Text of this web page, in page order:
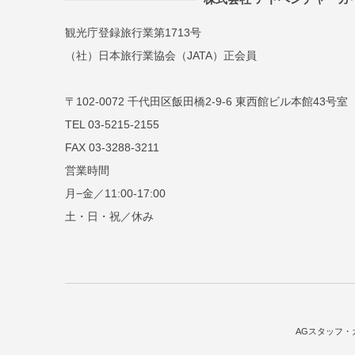
観光庁登録旅行業第1713号
（社）日本旅行業協会（JATA）正会員
〒102-0072 千代田区飯田橋2-9-6 東西館ビル本館43号室
TEL 03-5215-2155
FAX 03-3288-3211
営業時間
月−金／11:00-17:00
土・日・祝／休み
AGスタッフ・